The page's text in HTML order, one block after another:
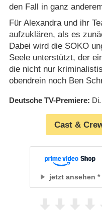
den Fall in ganz
Für Alexandra und ihr
aufzuklären, als es
Dabei wird die SOKO
Seele unterstützt, der
die nicht nur
obendrein noch Ben
Deutsche TV-Premiere
Cast &
jetzt ansehen